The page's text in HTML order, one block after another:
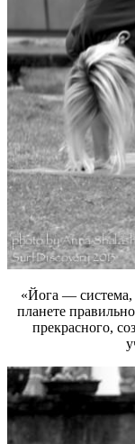
«Йога — система,
планете
прекрасного,